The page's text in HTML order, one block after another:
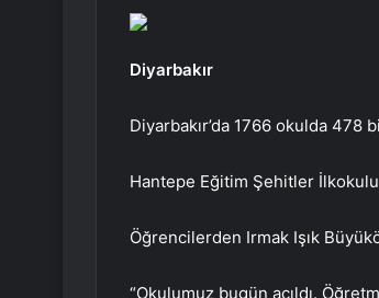
Diyarbakır
Diyarbakır’da 1766 okulda
Hantepe Eğitim Şehitler
Öğrencilerden Irmak Işık
“Okulumuz bugün açıldı.